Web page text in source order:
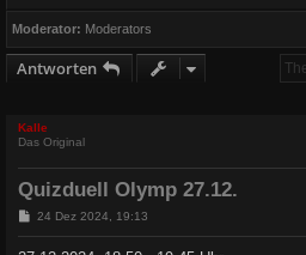
Moderator: Moderators
Antworten
Kalle
Das Original
Quizduell Olymp 27.12.
B24 Dez 2024, 19:13